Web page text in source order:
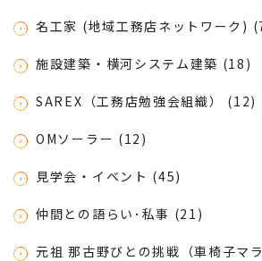
名工家 (地域工務店ネットワーク)
施設建築・横河システム建築 (18)
SAREX（工務店勉強会組織） (12)
OMソーラー (12)
見学会・イベント (45)
仲間との語らい･私事 (21)
元祖 那古野びとの挑戦（車椅子マ